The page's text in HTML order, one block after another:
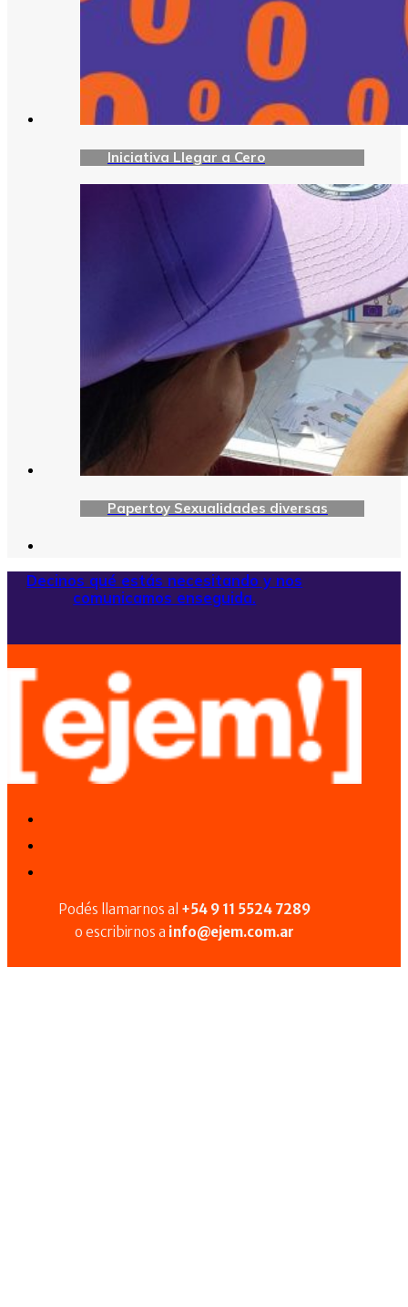
Iniciativa Llegar a Cero
Papertoy Sexualidades diversas
Decinos qué estás necesitando y nos
comunicamos enseguida.
Podés llamarnos al +54 9 11 5524 7289
o escribirnos a info@ejem.com.ar